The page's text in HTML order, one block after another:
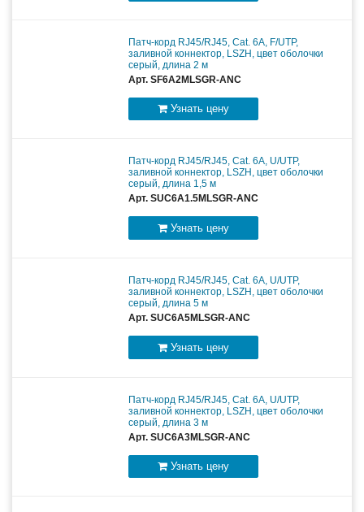
Патч-корд RJ45/RJ45, Cat. 6A, F/UTP,
заливной коннектор, LSZH, цвет оболочки
серый, длина 2 м
Арт. SF6A2MLSGR-ANC
Узнать цену
Патч-корд RJ45/RJ45, Cat. 6A, U/UTP,
заливной коннектор, LSZH, цвет оболочки
серый, длина 1,5 м
Арт. SUC6A1.5MLSGR-ANC
Узнать цену
Патч-корд RJ45/RJ45, Cat. 6A, U/UTP,
заливной коннектор, LSZH, цвет оболочки
серый, длина 5 м
Арт. SUC6A5MLSGR-ANC
Узнать цену
Патч-корд RJ45/RJ45, Cat. 6A, U/UTP,
заливной коннектор, LSZH, цвет оболочки
серый, длина 3 м
Арт. SUC6A3MLSGR-ANC
Узнать цену